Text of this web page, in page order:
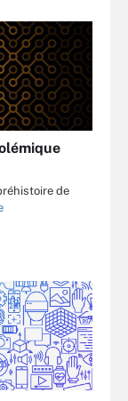
de